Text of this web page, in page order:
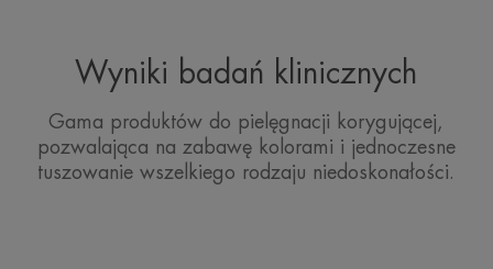
Wyniki badań klinicznych
Gama produktów do pielęgnacji korygującej,
pozwalająca na zabawę kolorami i jednoczesne
tuszowanie wszelkiego rodzaju niedoskonałości.